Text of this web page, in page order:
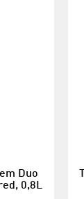
Duo
0,8L